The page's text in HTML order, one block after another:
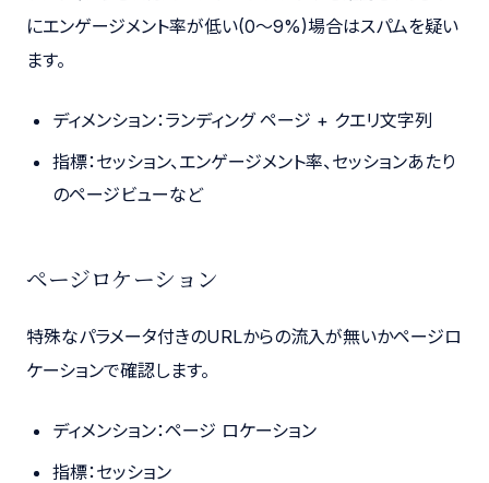
にエンゲージメント率が低い(0〜9%)場合はスパムを疑い
ます。
ディメンション：ランディング ページ + クエリ文字列
指標：セッション、エンゲージメント率、セッションあたり
のページビューなど
ページロケーション
特殊なパラメータ付きのURLからの流入が無いかページロ
ケーションで確認します。
ディメンション：ページ ロケーション
指標：セッション